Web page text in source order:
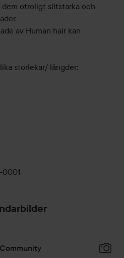
otroligt slitstarka och
av Human hair kan
storlekar/ längder:
0001